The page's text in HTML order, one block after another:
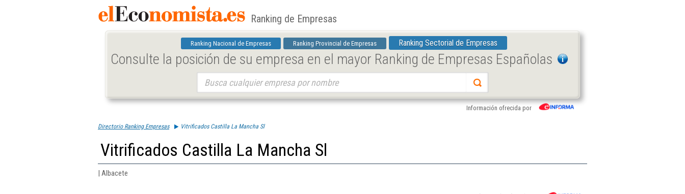
Ranking de Empresas
Ranking Nacional de Empresas Ranking Provincial de Empresas Ranking Sectorial de Empresas
Consulte la posición de su empresa en el mayor Ranking de Empresas Españolas
Información ofrecida por
Directorio Ranking Empresas Vitrificados Castilla La Mancha Sl
Vitrificados Castilla La Mancha Sl
| Albacete